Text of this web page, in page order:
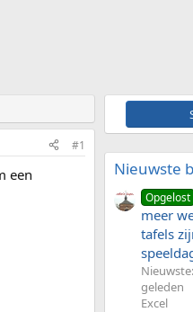
#1
een
Nieuwste
Opgelost
meer
tafels
geleden
Excel